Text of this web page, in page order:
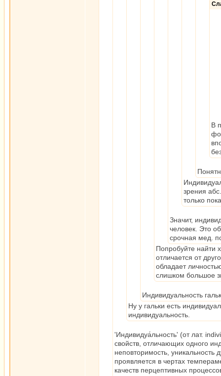
В
зрения
только
Значит,
человек. Это
срочная мед.
Попробуйте найти
отличается от
обладает
слишком большое
Индивидуальность
Ну у гальки есть
индивидуальность.
'Индивидуа́льность' (от лат.
свойств, отличающих одного
неповторимость, уникальность
проявляется в чертах
качеств перцептивных